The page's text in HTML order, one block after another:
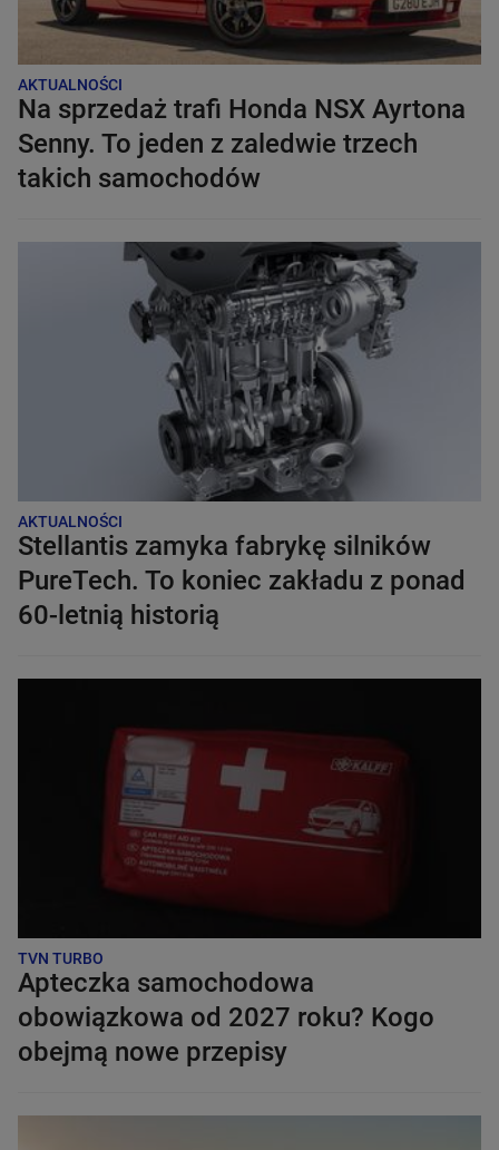
AKTUALNOŚCI
Na sprzedaż trafi Honda NSX Ayrtona
Senny. To jeden z zaledwie trzech
takich samochodów
AKTUALNOŚCI
Stellantis zamyka fabrykę silników
PureTech. To koniec zakładu z ponad
60-letnią historią
TVN TURBO
Apteczka samochodowa
obowiązkowa od 2027 roku? Kogo
obejmą nowe przepisy